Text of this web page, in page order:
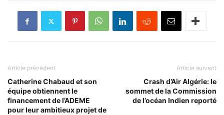
Article précédent
Catherine Chabaud et son
équipe obtiennent le
financement de l’ADEME
pour leur ambitieux projet de
Article suivant
Crash d’Air Algérie: le
sommet de la Commission
de l’océan Indien reporté